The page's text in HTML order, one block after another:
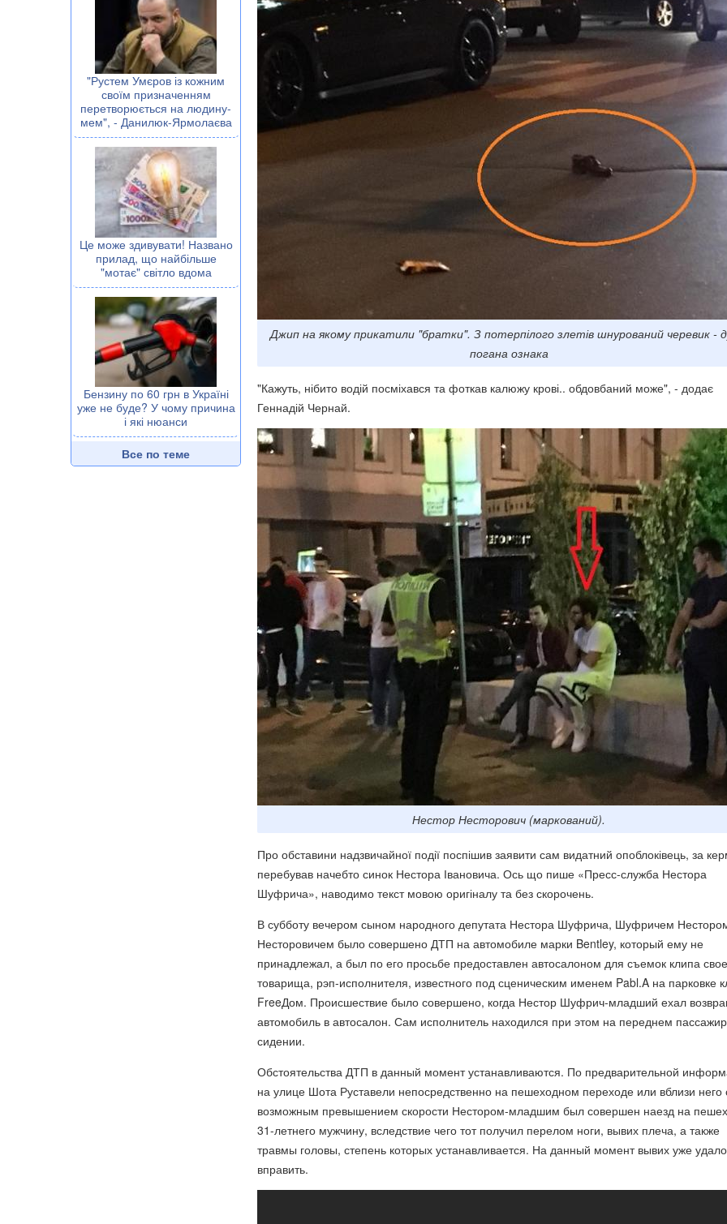
"Рустем Умєров із кожним
своїм призначенням
перетворюється на людину-
мем", - Данилюк-Ярмолаєва
Це може здивувати! Названо
прилад, що найбільше
"мотає" світло вдома
Бензину по 60 грн в Україні
уже не буде? У чому причина
і які нюанси
Все по теме
Джип на якому прикатили "братки". З потерпілого злетів шнурований черевик -
погана ознака
"Кажуть, нібито водій посміхався та фоткав калюжу крові.. обдовбаний може", - додає
Геннадій Чернай.
Нестор Несторович (маркований).
Про обставини надзвичайної події поспішив заявити сам видатний опоблоківець, за
перебував начебто синок Нестора Івановича. Ось що пише «Пресс-служба Нестора
Шуфрича», наводимо текст мовою оригіналу та без скорочень.
В субботу вечером сыном народного депутата Нестора Шуфрича, Шуфричем
Несторовичем было совершено ДТП на автомобиле марки Bentley, который ему не
принадлежал, а был по его просьбе предоставлен автосалоном для съемок клипа
товарища, рэп-исполнителя, известного под сценическим именем Pabl.A на парковке
FreeДом. Происшествие было совершено, когда Нестор Шуфрич-младший ехал
автомобиль в автосалон. Сам исполнитель находился при этом на переднем
сидении.
Обстоятельства ДТП в данный момент устанавливаются. По предварительной
на улице Шота Руставели непосредственно на пешеходном переходе или вблизи него
возможным превышением скорости Нестором-младшим был совершен наезд на
31-летнего мужчину, вследствие чего тот получил перелом ноги, вывих плеча, а также
травмы головы, степень которых устанавливается. На данный момент вывих уже
вправить.